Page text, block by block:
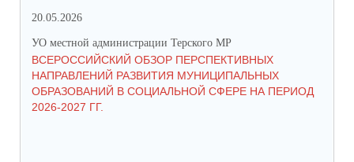
20.05.2026
УО местной администрации Терского МР
ВСЕРОССИЙСКИЙ ОБЗОР ПЕРСПЕКТИВНЫХ
НАПРАВЛЕНИЙ РАЗВИТИЯ МУНИЦИПАЛЬНЫХ
ОБРАЗОВАНИЙ В СОЦИАЛЬНОЙ СФЕРЕ НА ПЕРИОД
2026-2027 ГГ.